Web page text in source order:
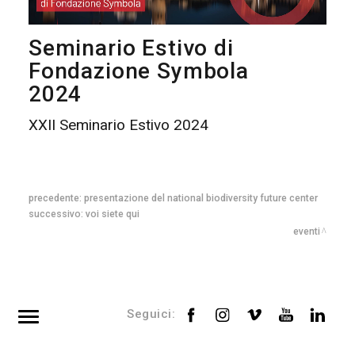
Seminario Estivo di
Fondazione Symbola
2024
XXII Seminario Estivo 2024
precedente: presentazione del national biodiversity future center
successivo: voi siete qui
eventi
Seguici: